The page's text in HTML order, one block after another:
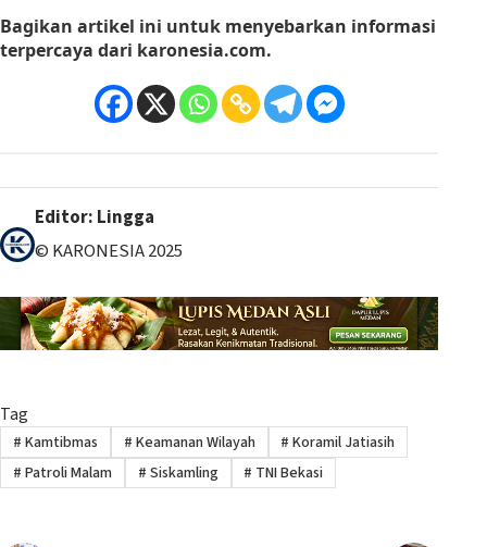
Bagikan artikel ini untuk menyebarkan informasi
terpercaya dari karonesia.com.
Editor: Lingga
© KARONESIA 2025
Tag
# Kamtibmas # Keamanan Wilayah # Koramil Jatiasih
# Patroli Malam # Siskamling # TNI Bekasi